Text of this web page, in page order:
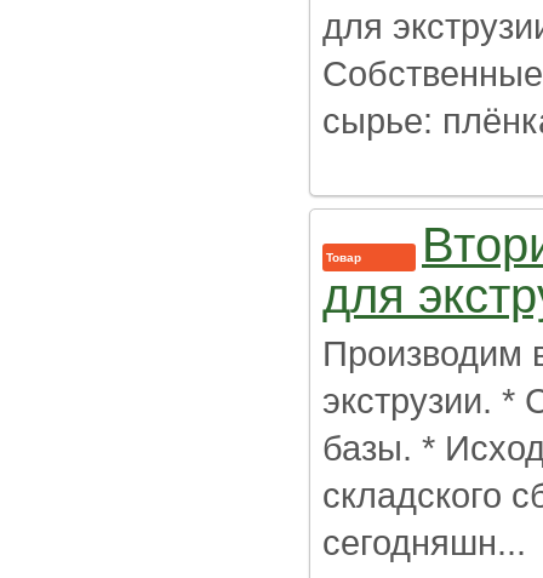
для
сырье:
Товар
для
Производим
экструзии.
базы. *
складского
сегодняшн...